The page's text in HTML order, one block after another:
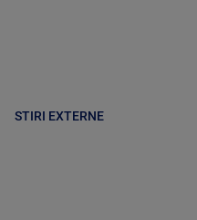
STIRI EXTERNE